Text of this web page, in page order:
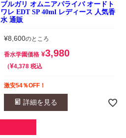
ブルガリ オムニアパライバ オードト
ワレ EDT SP 40ml レディース 人気香
水 通販
¥8,600のところ
香水学園価格 ¥3,980
¥4,378 税込
激安54％OFF！
詳細を見る